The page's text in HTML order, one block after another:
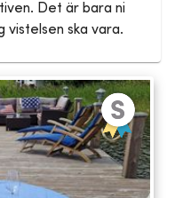
Det är bara ni
vistelsen ska vara.